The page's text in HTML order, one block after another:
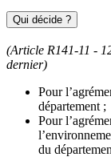
Qui décide ?
(Article R141-11 -
dernier)
Pour
département ;
Pour
du